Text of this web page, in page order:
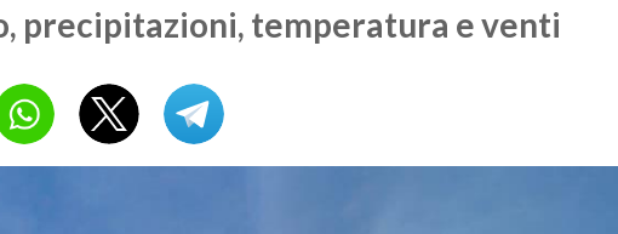
precipitazioni, temperatura e venti